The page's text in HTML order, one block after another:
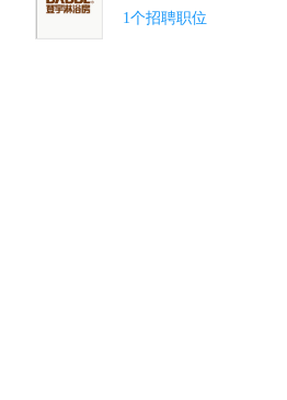
1个招聘职位